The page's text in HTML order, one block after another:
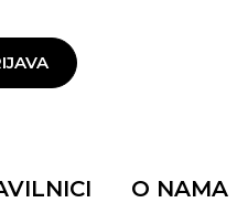
O NAMA